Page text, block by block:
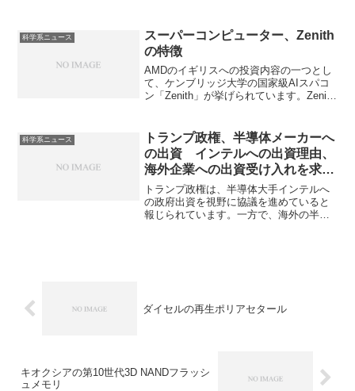
減できたかをパーセンテージで可視化す
るための指標です。数値化の意義や算出
の方法を知ることができます。
科学系ニュース
スーパーコンピューター、Zenith
の特徴
AMDのイギリスへの投資内容の一つとし
て、ケンブリッジ大学の国家級AIスパコ
ン「Zenith」が挙げられています。Zenith
科学系ニュース
トランプ政権、半導体メーカーへ
の出資 インテルへの出資理由、
海外企業への出資受け入れを求め
ない理由は何か？
トランプ政権は、半導体大手インテルへ
の政府出資を視野に協議を進めていると
報じられています。一方で、海外の半導
ます。
ダイセルの再生ポリアセタール
キオクシアの第10世代3D NANDフラッシ
ュメモリ